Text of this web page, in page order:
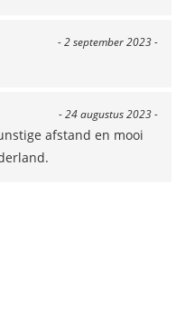
- 2 september 2023 -
- 24 augustus 2023 -
afstand en mooi